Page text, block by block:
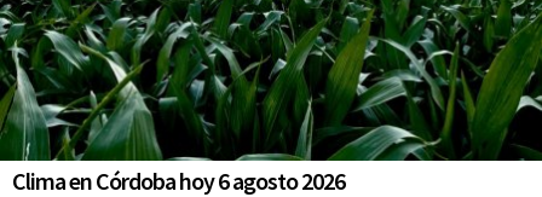
Clima en Córdoba hoy 6 agosto 2026